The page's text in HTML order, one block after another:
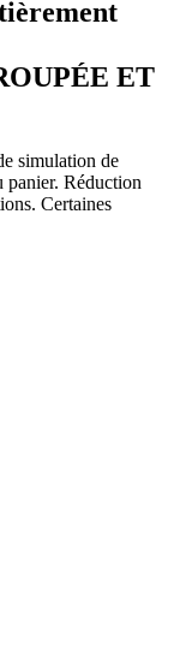
ET
simulation de
panier. Réduction
Certaines